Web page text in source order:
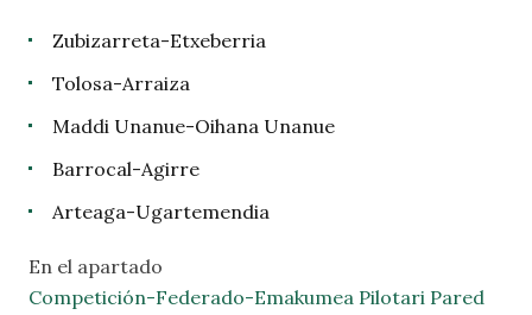
Zubizarreta-Etxeberria
Tolosa-Arraiza
Maddi Unanue-Oihana Unanue
Barrocal-Agirre
Arteaga-Ugartemendia
En el apartado
Competición-Federado-Emakumea Pilotari Pared